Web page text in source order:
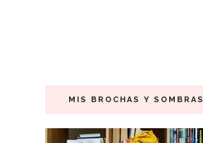
MIS BROCHAS Y SOMBRAS